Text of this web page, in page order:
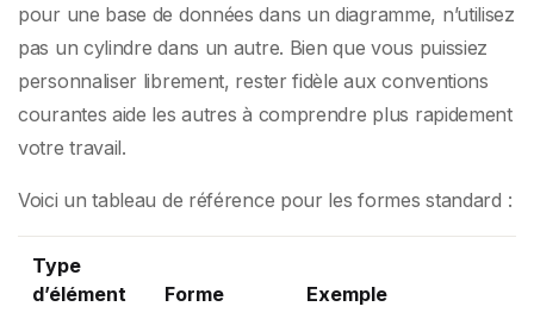
pour une base de données dans un diagramme, n’utilisez
pas un cylindre dans un autre. Bien que vous puissiez
personnaliser librement, rester fidèle aux conventions
courantes aide les autres à comprendre plus rapidement
votre travail.
Voici un tableau de référence pour les formes standard :
Type
d’élément
Forme Exemple